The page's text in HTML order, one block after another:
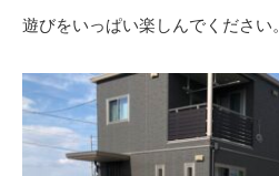
遊びをいっぱい楽しんでください。